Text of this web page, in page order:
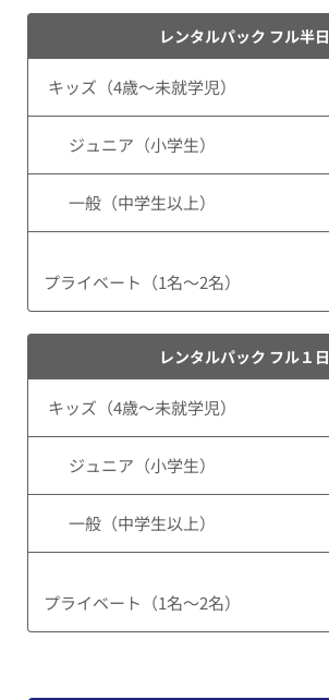
レンタルパック フル半日
キッズ（4歳～未就学児）
ジュニア（小学生）
一般（中学生以上）
プライベート（1名～2名）
レンタルパック フル１日
キッズ（4歳～未就学児）
ジュニア（小学生）
一般（中学生以上）
プライベート（1名～2名）